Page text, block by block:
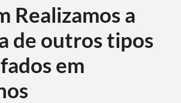
Realizamos a
de outros tipos
em